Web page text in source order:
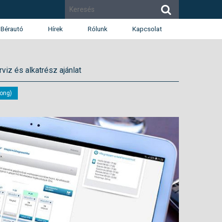
Bérautó Hírek Rólunk Kapcsolat
és alkatrész ajánlat